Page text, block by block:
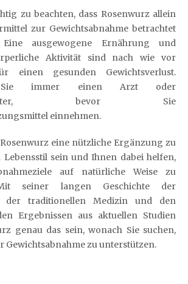
zu beachten, dass Rosenwurz allein
zur Gewichtsabnahme betrachtet
ausgewogene Ernährung und
Aktivität sind nach wie vor
einen gesunden Gewichtsverlust.
Sie immer einen Arzt oder
bevor Sie
einnehmen.
eine nützliche Ergänzung zu
Lebensstil sein und Ihnen dabei helfen,
auf natürliche Weise zu
seiner langen Geschichte der
der traditionellen Medizin und den
Ergebnissen aus aktuellen Studien
genau das sein, wonach Sie suchen,
Gewichtsabnahme zu unterstützen.